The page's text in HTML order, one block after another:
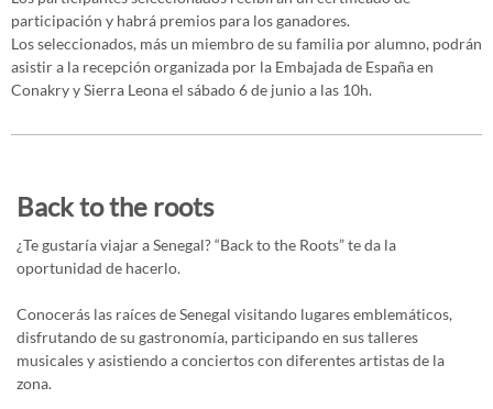
participación y habrá premios para los ganadores.
Los seleccionados, más un miembro de su familia por alumno, podrán
asistir a la recepción organizada por la Embajada de España en
Conakry y Sierra Leona el sábado 6 de junio a las 10h.
Back to the roots
¿Te gustaría viajar a Senegal? “Back to the Roots” te da la
oportunidad de hacerlo.
Conocerás las raíces de Senegal visitando lugares emblemáticos,
disfrutando de su gastronomía, participando en sus talleres
musicales y asistiendo a conciertos con diferentes artistas de la
zona.